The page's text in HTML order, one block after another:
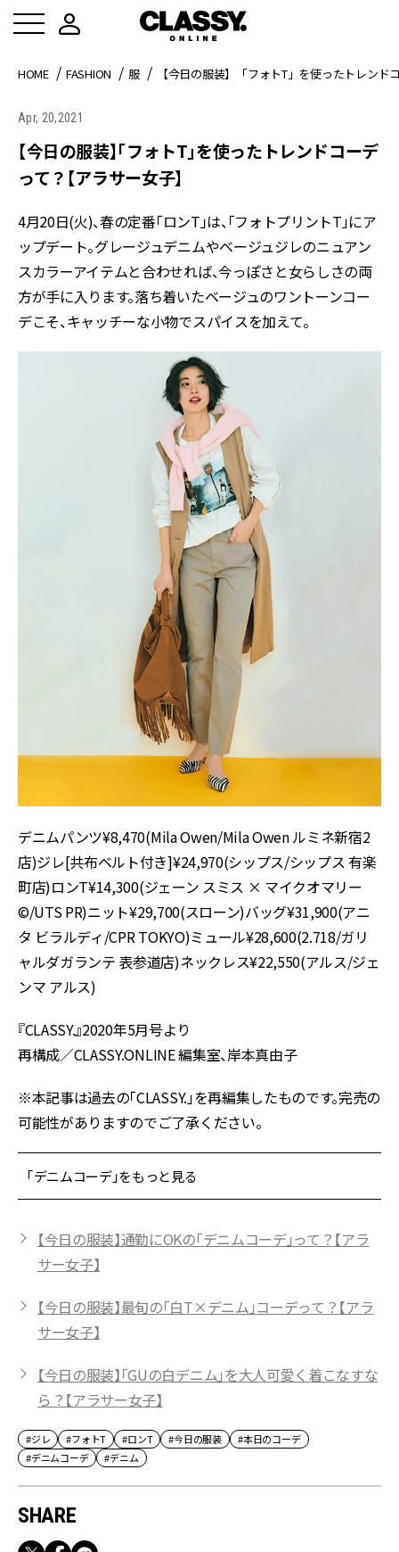
HOME FASHION 服 【今日の服装】「フォトT」を使ったトレンド
Apr, 20,2021
【今日の服装】「フォトT」を使ったトレンドコーデ
って？【アラサー女子】
4月20日(火)、春の定番「ロンT」は、「フォトプリントT」にア
ップデート。グレージュデニムやベージュジレのニュアン
スカラーアイテムと合わせれば、今っぽさと女らしさの両
方が手に入ります。落ち着いたベージュのワントーンコー
デこそ、キャッチーな小物でスパイスを加えて。
デニムパンツ¥8,470(Mila Owen/Mila Owen ルミネ新宿2
店)ジレ[共布ベルト付き]¥24,970(シップス/シップス 有楽
町店)ロンT¥14,300(ジェーン スミス × マイクオマリー
©/UTS PR)ニット¥29,700(スローン)バッグ¥31,900(アニ
タ ビラルディ/CPR TOKYO)ミュール¥28,600(2.718/ガリ
ャルダガランテ 表参道店)ネックレス¥22,550(アルス/ジェ
ンマ アルス)
『CLASSY.』2020年5月号より
再構成／CLASSY.ONLINE 編集室、岸本真由子
※本記事は過去の「CLASSY.」を再編集したものです。完売の
可能性がありますのでご了承ください。
「デニムコーデ」をもっと見る
【今日の服装】通勤にOKの「デニムコーデ」って？【アラ
サー女子】
【今日の服装】最旬の「白T×デニム」コーデって？【アラ
サー女子】
【今日の服装】「GUの白デニム」を大人可愛く着こなすな
ら？【アラサー女子】
#ジレ #フォトT #ロンT #今日の服装
#本日のコーデ
#デニムコーデ
#デニム
SHARE